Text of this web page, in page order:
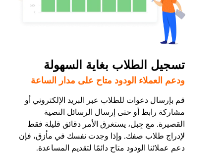
تسجيل الطلاب بغاية السهولة
ودعم العملاء الودود متاح على مدار الساعة
قم بإرسال دعوات للطلاب عبر البريد الإلكتروني أو
مشاركة رابط أو حتى إرسال الرسائل النصية
القصيرة. مع جِبل، يستغرق الأمر دقائق قليلة فقط
لإدراج طلاب صفك. وإذا وجدت نفسك في مأزق، فإن
دعم عملائنا الودود متاح دائمًا لتقديم المساعدة.